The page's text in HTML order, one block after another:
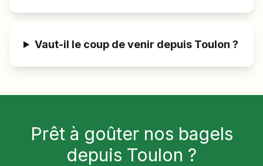
Vaut-il le coup de venir depuis Toulon ?
Prêt à goûter nos bagels
depuis Toulon ?